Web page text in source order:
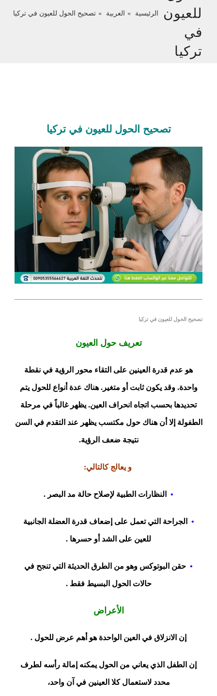
للعيون
في
تركيا
الرئيسية العربية تصحيح الحول للعيون في تركيا
تصحيح الحول للعيون في تركيا
تصحيح الحول للعيون في تركيا
تعريف حول العيون
هو عدم قدرة العينين على التقاء محور الرؤية في نقطة
واحدة. وقد يكون ثابت أو متغير. هناك عدة أنواع للحول يتم
تحديدها بحسب اتجاه انحراف العين. يظهر غالباً في مرحلة
الطفولة إلا أن هناك حول مكتسب يظهر عند التقدم في السن
نتيجة ضعف الرؤية.
و يعالج كالتالي:
• النظارات الطبية لإصلاح حالة مد البصر .
• الجراحة التي تعمل على إضعاف قدرة العضلة الجانبية
للعين على الشد أو حسرها .
• حقن البوتوكس وهو من الطرق الحديثة التي تنجح في
حالات الحول البسيط فقط .
الأعراض​
إن الانزلاق في العين الواحدة هو أهم عرض للحول .
إن الطفل الذي يعاني من الحول يمكنه إمالة رأسه لطرف
محدد لاستعمال كلا العينين في آن واحد،